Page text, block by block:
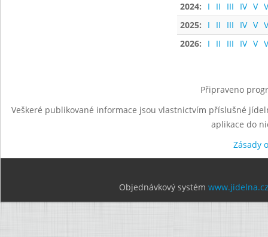
2024:
I II III IV V
2025:
I II III IV V
2026:
I II III IV V
Připraveno
Veškeré publikované informace jsou vlastnictvím příslušné
aplikace do
Zásady
Objednávkový systém www.jidelna.cz